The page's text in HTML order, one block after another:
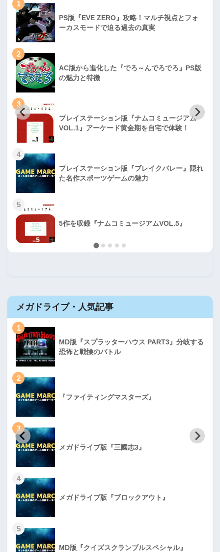
1
PS版『EVE ZERO』攻略！マルチ視点とフォ
ーカスモードで迫る過去の真実
2
AC版から進化した『でろ～んでろでろ』PS版
の魅力と特徴
3
プレイステーション版『ナムコミュージアム
VOL.1』アーケード黄金期を自宅で体験！
4
プレイステーション版『ブレイクバレー』隠れ
た名作スポーツゲームの魅力
5
5作を収録『ナムコミュージアムVOL.5』
メガドライブ・人気記事
1
MD版『スプラッターハウス PART3』分岐する
恐怖と戦慄のバトル
2
『ファイティングマスターズ』
3
メガドライブ版『三國志3』
4
メガドライブ版『ブロックアウト』
5
MD版『クイズスクランブルスペシャル』